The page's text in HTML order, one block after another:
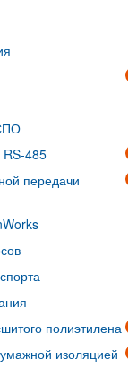
485
передачи
полиэтилена
изоляцией